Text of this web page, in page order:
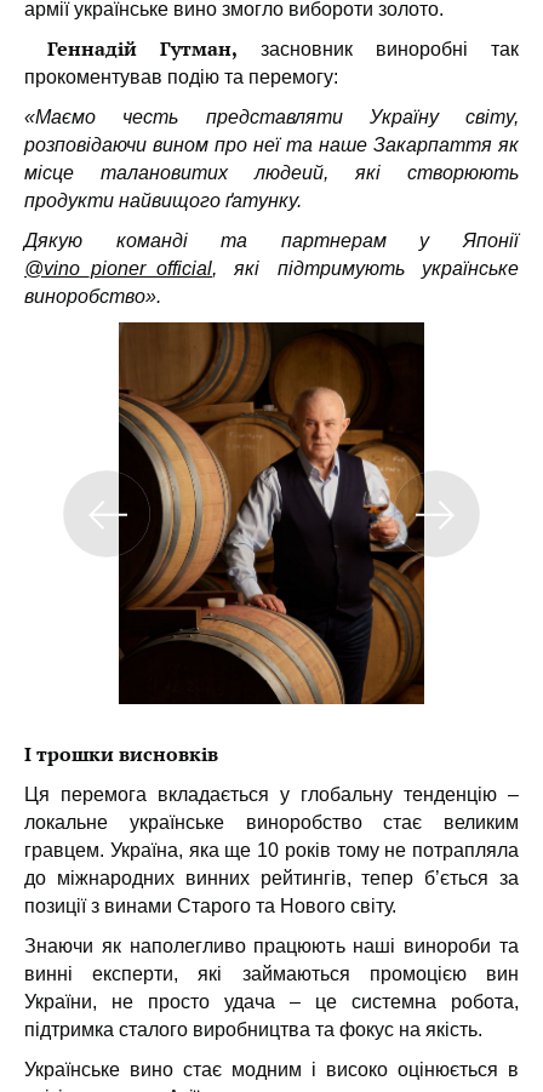
армії українське вино змогло вибороти золото.
Геннадій Гутман, засновник виноробні так
прокоментував подію та перемогу:
«Маємо честь представляти Україну світу,
розповідаючи вином про неї та наше Закарпаття як
місце талановитих людеий, які створюють
продукти найвищого ґатунку.
Дякую команді та партнерам у Японії
@vino_pioner_official, які підтримують українське
виноробство».
І трошки висновків
Ця перемога вкладається у глобальну тенденцію –
локальне українське виноробство стає великим
гравцем. Україна, яка ще 10 років тому не потрапляла
до міжнародних винних рейтингів, тепер б’ється за
позиції з винами Старого та Нового світу.
Знаючи як наполегливо працюють наші винороби та
винні експерти, які займаються промоцією вин
України, не просто удача – це системна робота,
підтримка сталого виробництва та фокус на якість.
Українське вино стає модним і високо оцінюється в